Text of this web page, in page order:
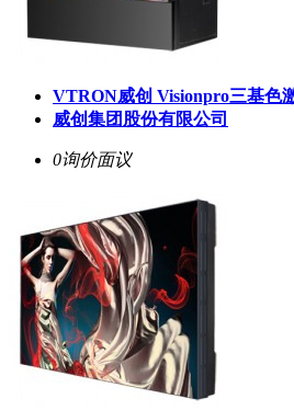
VTRON威创 Visionpro三基色
威创集团股份有限公司
0询价面议